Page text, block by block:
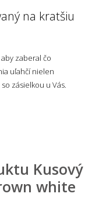
na kratšiu
zaberal čo
uľahčí nielen
zásielkou u Vás.
Kusový
white